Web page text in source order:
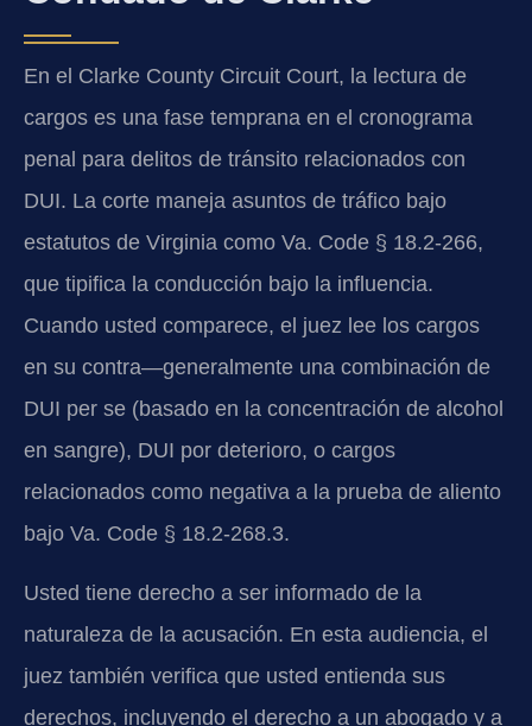
En el Clarke County Circuit Court, la lectura de
cargos es una fase temprana en el cronograma
penal para delitos de tránsito relacionados con
DUI. La corte maneja asuntos de tráfico bajo
estatutos de Virginia como Va. Code § 18.2-266,
que tipifica la conducción bajo la influencia.
Cuando usted comparece, el juez lee los cargos
en su contra—generalmente una combinación de
DUI per se (basado en la concentración de alcohol
en sangre), DUI por deterioro, o cargos
relacionados como negativa a la prueba de aliento
bajo Va. Code § 18.2-268.3.
Usted tiene derecho a ser informado de la
naturaleza de la acusación. En esta audiencia, el
juez también verifica que usted entienda sus
derechos, incluyendo el derecho a un abogado y a